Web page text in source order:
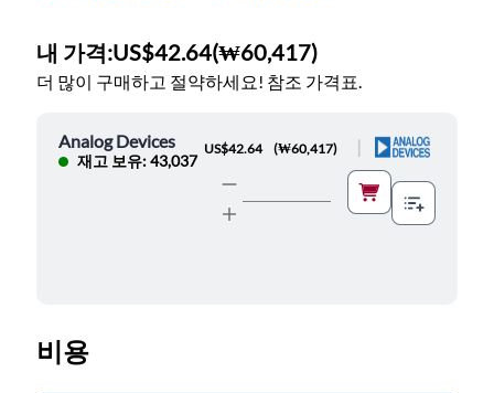
내 가격:US$42.64(₩60,417)
더 많이 구매하고 절약하세요! 참조 가격표.
Analog Devices
재고 보유: 43,037
US$42.64 (₩60,417)
비용